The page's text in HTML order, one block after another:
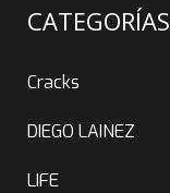
CATEGORÍAS
Cracks
DIEGO LAINEZ
LIFE